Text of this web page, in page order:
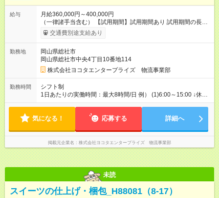
給与
月給360,000円～400,000円
（一律諸手当含む） 【試用期間】試用期間あり 試用期間の長
さ：3ヶ月 ※ 雇用形態と給与に、本採用時と異なる部分がありま
す。 雇用形態：本採用時と同じです。 給与：時給 1,047
は給与条件が異なります。 ・雇用形態・その他の待遇に変更は
ありません。 ・添乗指導終了後は、試用期間中であっても提示
した給与条件を適用します。
交通費別途支給あり
勤務地
岡山県総社市
岡山県総社市中央4丁目10番地114
株式会社ヨコタエンタープライズ 物流事業部
勤務時間
シフト制
1日あたりの実働時間：最大8時間/日 例） (1)6:00～15:00 ↓休息
(2)24:00～10:00 ※実働8時間・休憩1時間 ※残業は1日平均2～3
気になる！ 応募する 詳細へ
掲載元企業名 株式会社ヨコタエンタープライズ 物流事業部
未読
スイーツの仕上げ・梱包_H88081（8-17）